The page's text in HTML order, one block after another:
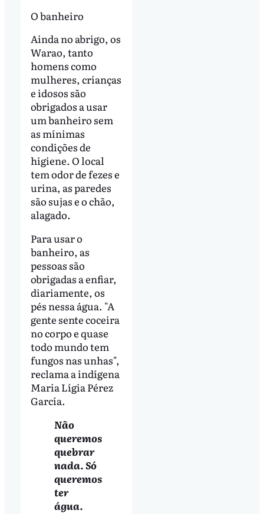
O banheiro
Ainda no abrigo, os
Warao, tanto
homens como
mulheres, crianças
e idosos são
obrigados a usar
um banheiro sem
as mínimas
condições de
higiene. O local
tem odor de fezes e
urina, as paredes
são sujas e o chão,
alagado.
Para usar o
banheiro, as
pessoas são
obrigadas a enfiar,
diariamente, os
pés nessa água. "A
gente sente coceira
no corpo e quase
todo mundo tem
fungos nas unhas",
reclama a indígena
Maria Lígia Pérez
García.
Não
queremos
quebrar
nada. Só
queremos
ter
água.